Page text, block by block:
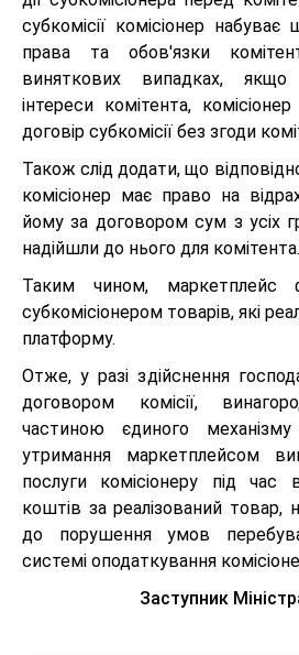
субкомісії комісіонер набуває
права та обов'язки
виняткових випадках,
інтереси комітента,
договір субкомісії без згоди
Також слід додати, що
комісіонер має право на
йому за договором сум з усіх
надійшли до нього для комітента.
Таким чином, маркетплейс
субкомісіонером товарів, які
платформу.
Отже, у разі здійснення
договором комісії,
частиною єдиного
утримання маркетплейсом
послуги комісіонеру під час
коштів за реалізований
до порушення умов
системі оподаткування
Заступник